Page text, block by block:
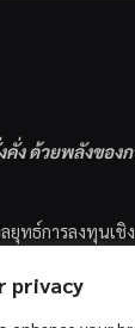
privacy
คั่ง ด้วยพลังของ
ยุทธ์การลงทุนเ
หมายที่จะช่วยเห